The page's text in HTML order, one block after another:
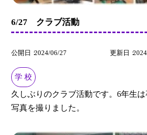
6/27 クラブ活動
公開日 2024/06/27 更新日
学 校
久しぶりのクラブ活動です。6年生
写真を撮りました。